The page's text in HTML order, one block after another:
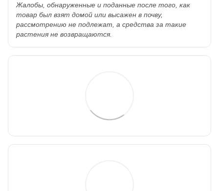
Жалобы, обнаруженные и поданные после того, как
товар был взят домой или высажен в почву,
рассмотрению не подлежат, а средства за такие
растения не возвращаются.